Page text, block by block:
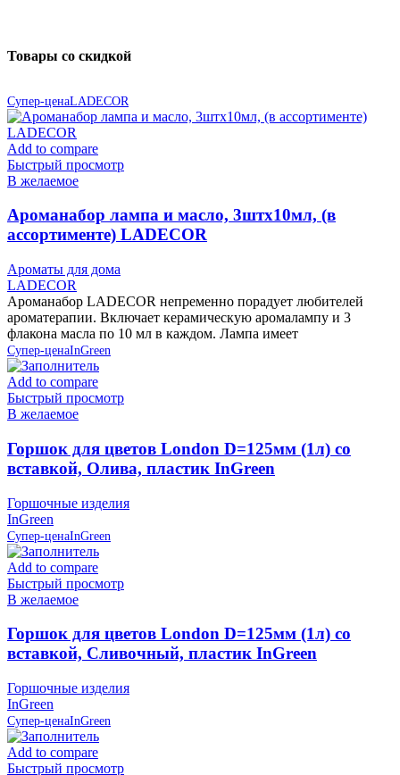
Товары со скидкой
Супер-ценаLADECOR
Add to compare
Быстрый просмотр
В желаемое
Ароманабор лампа и масло, 3штx10мл, (в
ассортименте) LADECOR
Ароматы для дома
LADECOR
Ароманабор LADECOR непременно порадует любителей
ароматерапии. Включает керамическую аромалампу и 3
флакона масла по 10 мл в каждом. Лампа имеет
Супер-ценаInGreen
Add to compare
Быстрый просмотр
В желаемое
Горшок для цветов London D=125мм (1л) со
вставкой, Олива, пластик InGreen
Горшочные изделия
InGreen
Супер-ценаInGreen
Add to compare
Быстрый просмотр
В желаемое
Горшок для цветов London D=125мм (1л) со
вставкой, Сливочный, пластик InGreen
Горшочные изделия
InGreen
Супер-ценаInGreen
Add to compare
Быстрый просмотр